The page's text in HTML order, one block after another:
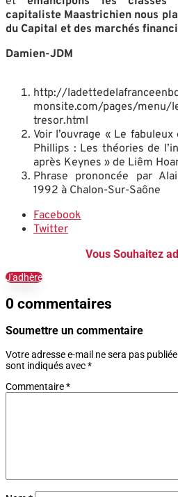
capitaliste Maastrichien nous
du Capital et des marchés
Damien-JDM
http://
monsite.com/pages/menu/
tresor.html
Voir l’ouvrage « Le
Phillips : Les théories de
après Keynes » de Liêm
Phrase prononcée par
1992 à Chalon-Sur-Saône
Facebook
Twitter
Vous Souhaitez
J'adhère
0 commentaires
Soumettre un commentaire
Votre adresse e-mail ne sera pas
sont indiqués avec*
Commentaire*